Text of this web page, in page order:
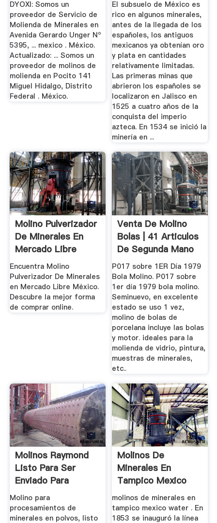
DYOXI: Somos un
proveedor de Servicio de
Molienda de Minerales en
Avenida Gerardo Unger Nº
5395, ... mexico . México.
Actualizado: ... Somos un
proveedor de molinos de
molienda en Pocito 141
Miguel Hidalgo, Distrito
Federal . México.
El subsuelo de México es
rico en algunos minerales,
antes de la llegada de los
españoles, los antiguos
mexicanos ya obtenían oro
y plata en cantidades
relativamente limitadas.
Las primeras minas que
abrieron los españoles se
localizaron en Jalisco en
1525 a cuatro años de la
conquista del imperio
azteca. En 1534 se inició la
minería en ...
Molino Pulverizador
De Minerales En
Mercado Libre
México
Encuentra Molino
Pulverizador De Minerales
en Mercado Libre México.
Descubre la mejor forma
de comprar online.
Venta De Molino
Bolas | 41 Articulos
De Segunda Mano
P017 sobre 1ER Día 1979
Bola Molino. P017 sobre
1er día 1979 bola molino.
Seminuevo, en excelente
estado se uso 1 vez,
molino de bolas de
porcelana incluye las bolas
y motor. ideales para la
molienda de vidrio, pintura,
muestras de minerales,
etc..
Molinos Raymond
Listo Para Ser
Enviado Para
Mexico Para ...
Molino para
procesamientos de
minerales en polvos, listo
Molinos De
Minerales En
Tampico Mexico
molinos de minerales en
tampico mexico water . En
1853 se inauguró la línea